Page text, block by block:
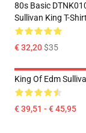
80s Basic
Sullivan King T-Shirt
€ 32,20$35
King Of Edm
€ 39,51 - € 45,95